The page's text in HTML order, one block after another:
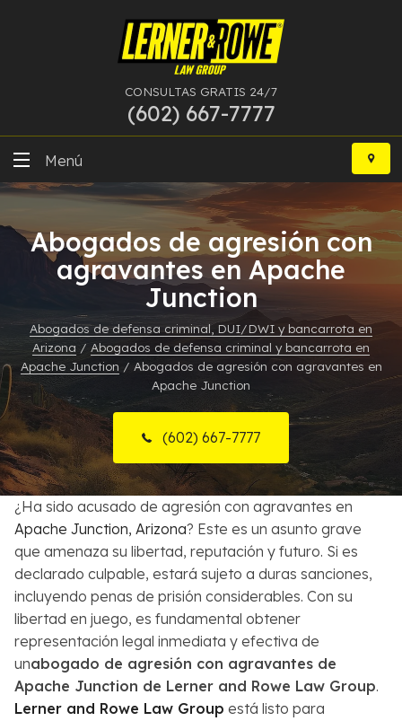
CONSULTAS GRATIS 24/7
(602) 667-7777
Ir
contenido
Menú
Delitos Graves
Más Especialidades
Recursos
Sobre Nosotros
Contactos
English
Buscar
Abogados de agresión con
agravantes en Apache
Junction
Abogados de defensa criminal, DUI/DWI y bancarrota en
Arizona / Abogados de defensa criminal y bancarrota en
Apache Junction / Abogados de agresión con agravantes en
Apache Junction
(602) 667-7777
¿Ha sido acusado de agresión con agravantes en
Apache Junction, Arizona? Este es un asunto grave
que amenaza su libertad, reputación y futuro. Si es
declarado culpable, estará sujeto a duras sanciones,
incluyendo penas de prisión considerables. Con su
libertad en juego, es fundamental obtener
representación legal inmediata y efectiva de
unabogado de agresión con agravantes de
Apache Junction de Lerner and Rowe Law Group.
Lerner and Rowe Law Group está listo para